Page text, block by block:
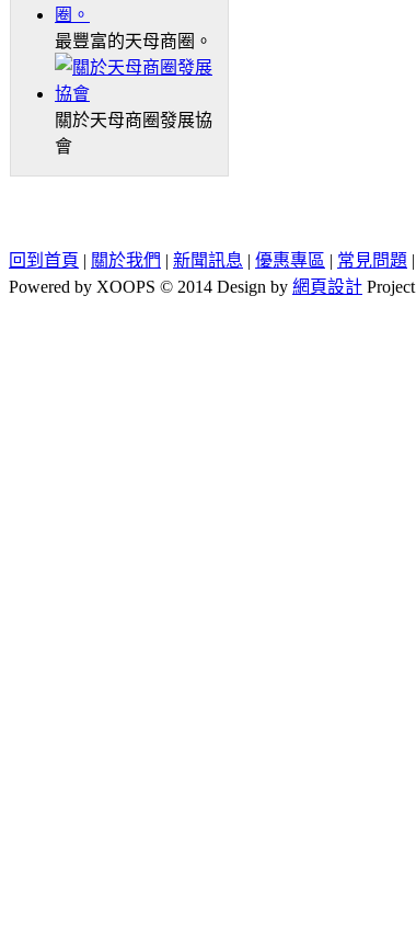
最豐富的天母商圈。
關於天母商圈發展協
會
回到首頁 | 關於我們 | 新聞訊息 | 優惠專區 | 常見問題 |
Powered by XOOPS © 2014 Design by 網頁設計 Project